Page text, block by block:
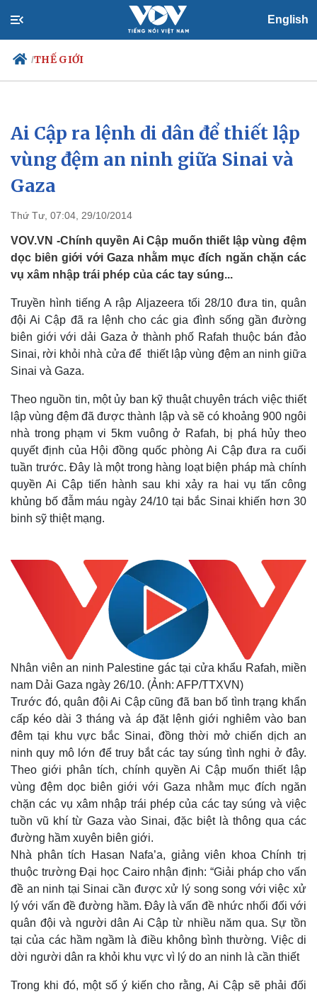
English
/THẾ GIỚI
Chính trị
Đảng
Tổ chức nhân sự
Quốc hội
Xã hội
Tin 24h
Dự báo thời tiết
Ai Cập ra lệnh di dân để thiết lập
vùng đệm an ninh giữa Sinai và
Gaza
Thứ Tư, 07:04, 29/10/2014
VOV.VN -Chính quyền Ai Cập muốn thiết lập vùng đệm
dọc biên giới với Gaza nhằm mục đích ngăn chặn các
vụ xâm nhập trái phép của các tay súng...
Truyền hình tiếng A rập Aljazeera tối 28/10 đưa tin, quân
đội Ai Cập đã ra lệnh cho các gia đình sống gần đường
biên giới với dải Gaza ở thành phố Rafah thuộc bán đảo
Sinai, rời khỏi nhà cửa để thiết lập vùng đệm an ninh giữa
Sinai và Gaza.
Theo nguồn tin, một ủy ban kỹ thuật chuyên trách việc thiết
lập vùng đệm đã được thành lập và sẽ có khoảng 900 ngôi
nhà trong phạm vi 5km vuông ở Rafah, bị phá hủy theo
quyết định của Hội đồng quốc phòng Ai Cập đưa ra cuối
tuần trước. Đây là một trong hàng loạt biện pháp mà chính
quyền Ai Cập tiến hành sau khi xảy ra hai vụ tấn công
khủng bố đẫm máu ngày 24/10 tại bắc Sinai khiến hơn 30
binh sỹ thiệt mạng.
Nhân viên an ninh Palestine gác tại cửa khẩu Rafah, miền
nam Dải Gaza ngày 26/10. (Ảnh: AFP/TTXVN)
Trước đó, quân đội Ai Cập cũng đã ban bố tình trạng khẩn
cấp kéo dài 3 tháng và áp đặt lệnh giới nghiêm vào ban
đêm tại khu vực bắc Sinai, đồng thời mở chiến dịch an
ninh quy mô lớn để truy bắt các tay súng tình nghi ở đây.
Theo giới phân tích, chính quyền Ai Cập muốn thiết lập
vùng đệm dọc biên giới với Gaza nhằm mục đích ngăn
chặn các vụ xâm nhập trái phép của các tay súng và việc
tuồn vũ khí từ Gaza vào Sinai, đặc biệt là thông qua các
đường hầm xuyên biên giới.
Nhà phân tích Hasan Nafa’a, giảng viên khoa Chính trị
thuộc trường Đại học Cairo nhận định: “Giải pháp cho vấn
đề an ninh tại Sinai cần được xử lý song song với việc xử
lý với vấn đề đường hầm. Đây là vấn đề nhức nhối đối với
quân đội và người dân Ai Cập từ nhiều năm qua. Sự tồn
tại của các hầm ngầm là điều không bình thường. Việc di
dời người dân ra khỏi khu vực vì lý do an ninh là cần thiết
Trong khi đó, một số ý kiến cho rằng, Ai Cập sẽ phải đối